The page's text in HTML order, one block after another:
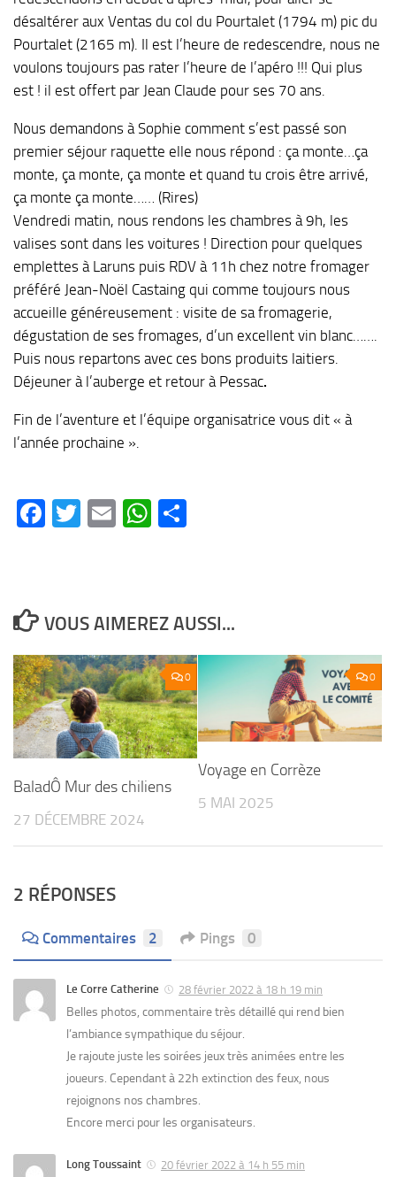
désaltérer aux Ventas du col du Pourtalet (1794 m) pic du
Pourtalet (2165 m). Il est l’heure de redescendre, nous ne
voulons toujours pas rater l’heure de l’apéro !!! Qui plus
est ! il est offert par Jean Claude pour ses 70 ans.
Nous demandons à Sophie comment s’est passé son
premier séjour raquette elle nous répond : ça monte…ça
monte, ça monte, ça monte et quand tu crois être arrivé,
ça monte ça monte…… (Rires)
Vendredi matin, nous rendons les chambres à 9h, les
valises sont dans les voitures ! Direction pour quelques
emplettes à Laruns puis RDV à 11h chez notre fromager
préféré Jean-Noël Castaing qui comme toujours nous
accueille généreusement : visite de sa fromagerie,
dégustation de ses fromages, d’un excellent vin blanc…….
Puis nous repartons avec ces bons produits laitiers.
Déjeuner à l’auberge et retour à Pessac.
Fin de l’aventure et l’équipe organisatrice vous dit « à
l’année prochaine ».
Facebook
Twitter
EmailWhatsApp
VOUS AIMEREZ AUSSI...
0
BaladÔ Mur des chiliens
27 DÉCEMBRE 2024
0
Voyage en Corrèze
5 MAI 2025
2 RÉPONSES
Commentaires 2 Pings 0
Le Corre Catherine 28 février 2022 à 18 h 19 min
Belles photos, commentaire très détaillé qui rend bien
l’ambiance sympathique du séjour.
Je rajoute juste les soirées jeux très animées entre les
joueurs. Cependant à 22h extinction des feux, nous
rejoignons nos chambres.
Encore merci pour les organisateurs.
Long Toussaint 20 février 2022 à 14 h 55 min